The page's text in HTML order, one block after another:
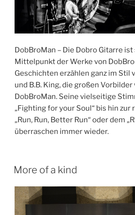
DobBroMan – Die Dobro Gitarre
Mittelpunkt der Werke von
Geschichten erzählen ganz im Stil
und B.B. King, die großen Vorbilder
DobBroMan. Seine vielseitige
„Fighting for your Soul“ bis hin zur
„Run, Run, Better Run“ oder dem
überraschen immer wieder.
More of a kind